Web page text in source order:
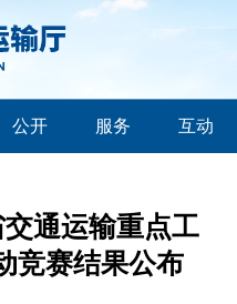
公开 服务 互动
通运输重点工
竞赛结果公布